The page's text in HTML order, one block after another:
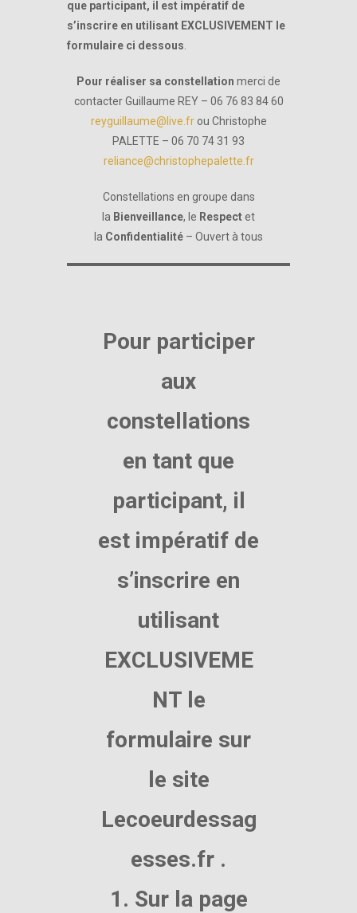
que participant, il est impératif de
s’inscrire en utilisant EXCLUSIVEMENT le
formulaire ci dessous
Pour réaliser sa constellation merci de
contacter Guillaume REY – 06 76 83 84 60
reyguillaume@live.frou Christophe
PALETTE – 06 70 74 31 93
reliance@christophepalette.fr
Constellations en groupe dans
la Bienveillance, le Respectet
la Confidentialité – Ouvert à tous
Pour participer
aux
constellations
en tant que
participant, il
est impératif de
s’inscrire en
utilisant
EXCLUSIVEME
NT le
formulaire sur
le site
Lecoeurdessag
esses.fr .
1. Sur la page